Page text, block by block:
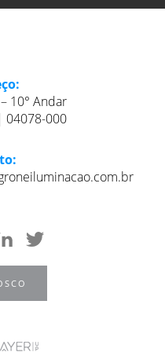
10° Andar
04078-000